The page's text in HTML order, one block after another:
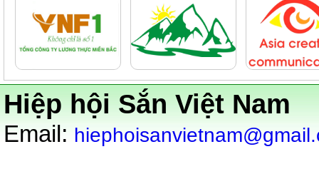
Hiệp hội Sắn Việt Nam
Email: